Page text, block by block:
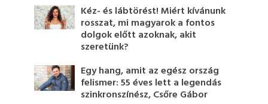
Kéz- és lábtörést! Miért kívánunk
rosszat, mi magyarok a fontos
dolgok előtt azoknak, akit
szeretünk?
Egy hang, amit az egész ország
felismer: 55 éves lett a legendás
szinkronszínész, Csőre Gábor